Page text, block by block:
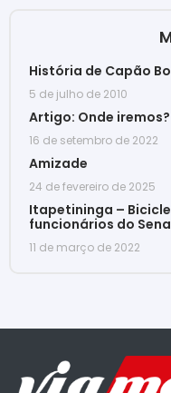
História de Capão
5 de julho de 2010
Artigo: Onde iremos?
16 de setembro de 2022
Amizade
24 de fevereiro de 2025
Itapetininga –
funcionários do
11 de março de 2022